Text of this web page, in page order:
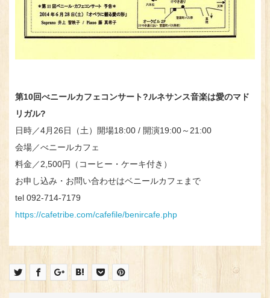
第10回べニールカフェコンサート?ルネサンス音楽は愛のマド
リガル?
日時／4月26日（土）開場18:00 / 開演19:00～21:00
会場／べニールカフェ
料金／2,500円（コーヒー・ケーキ付き）
お申し込み・お問い合わせはベニールカフェまで
tel 092-714-7179
https://cafetribe.com/cafefile/benircafe.php